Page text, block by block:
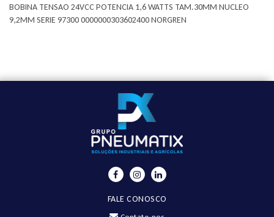
BOBINA TENSAO 24VCC POTENCIA 1,6 WATTS TAM.30MM NUCLEO
9,2MM SERIE 97300 0000000303602400 NORGREN
FALE CONOSCO